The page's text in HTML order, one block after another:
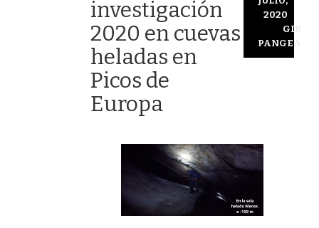
investigación
2020 en cuevas
heladas en
Picos de
Europa
2020
GIR
PANGEA